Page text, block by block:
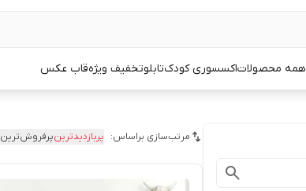
همه محصولاتاکسسوری کودکتابلوتخفیف ویژهقاب عکس
مرتب‌سازی براساس: پربازدیدترینپرفروش‌ترین